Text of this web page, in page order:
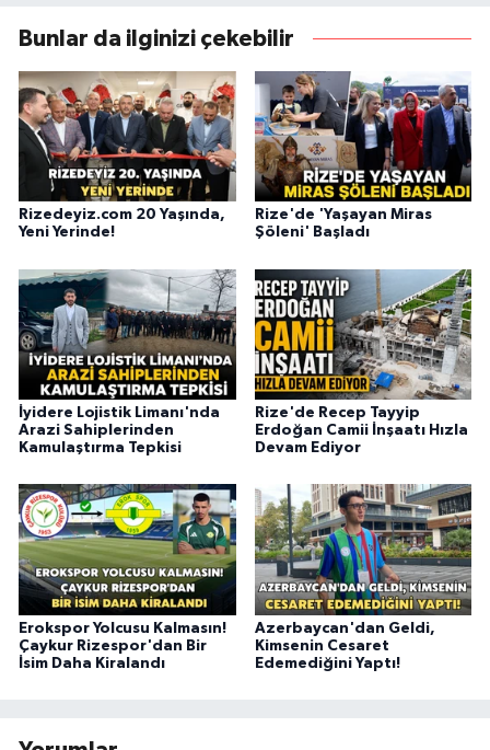
Bunlar da ilginizi çekebilir
Rizedeyiz.com 20 Yaşında,
Yeni Yerinde!
Rize'de 'Yaşayan Miras
Şöleni' Başladı
İyidere Lojistik Limanı'nda
Arazi Sahiplerinden
Kamulaştırma Tepkisi
Rize'de Recep Tayyip
Erdoğan Camii İnşaatı Hızla
Devam Ediyor
Erokspor Yolcusu Kalmasın!
Çaykur Rizespor'dan Bir
İsim Daha Kiralandı
Azerbaycan'dan Geldi,
Kimsenin Cesaret
Edemediğini Yaptı!